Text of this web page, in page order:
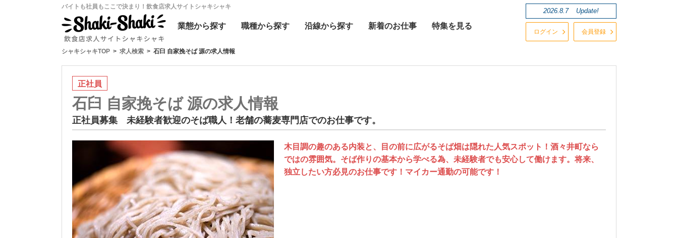
バイトも社員もここで決まり！飲食店求人サイトシャキシャキ
業態から探す 職種から探す 沿線から探す 新着のお仕事 特集を見る
2026.8.7 Update!
ログイン 会員登録
シャキシャキTOP 求人検索 石臼 自家挽そば 源の求人情報
正社員
石臼 自家挽そば 源の求人情報
正社員募集 未経験者歓迎のそば職人！老舗の蕎麦専門店でのお仕事です。
木目調の趣のある内装と、目の前に広がるそば畑は隠れた人気スポット！酒々井町なら
ではの雰囲気。そば作りの基本から学べる為、未経験者でも安心して働けます。将来、
独立したい方必見のお仕事です！マイカー通勤の可能です！